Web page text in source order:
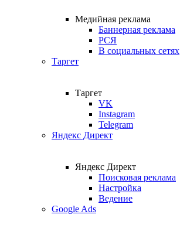
Медийная реклама
Баннерная реклама
РСЯ
В социальных сетях
Таргет
Таргет
VK
Instagram
Telegram
Яндекс Директ
Яндекс Директ
Поисковая реклама
Настройка
Ведение
Google Ads